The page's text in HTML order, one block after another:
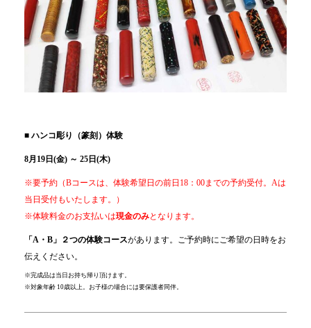
■ ハンコ彫り（篆刻）体験
8月19日(金) ～ 25日(木)
※要予約（Bコースは、体験希望日の前日18：00までの予約受付。Aは
当日受付もいたします。）
※体験料金のお支払いは現金のみとなります。
「A・B」２つの体験コースがあります。ご予約時にご希望の日時をお
伝えください。
※完成品は当日お持ち帰り頂けます。
※対象年齢 10歳以上。お子様の場合には要保護者同伴。